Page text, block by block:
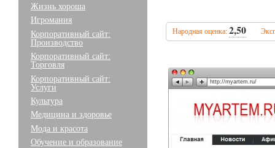
Жизнь хороша
Игромания
Корпоративный сайт:
Производство
Корпоративный сайт:
Торговля
Корпоративный сайт:
Услуги
Культура
Медицина и здоровье
Мода и красота
Обучение и образование
Народная оценка:2,50
http://myartem.ru/